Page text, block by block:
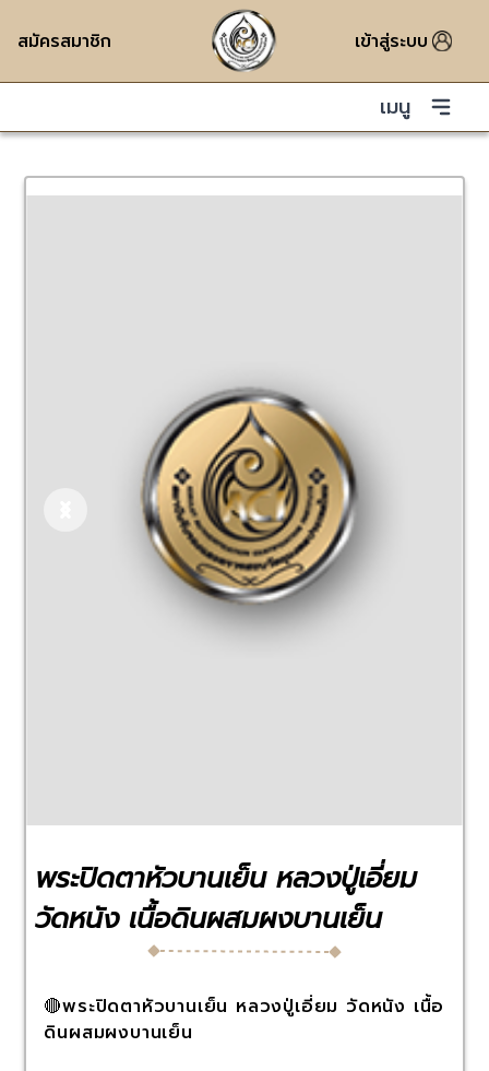
สมัครสมาชิก เข้าสู่ระบบ
เมนู
พระปิดตาหัวบานเย็น หลวงปู่เอี่ยม
วัดหนัง เนื้อดินผสมผงบานเย็น
🔴พระปิดตาหัวบานเย็น หลวงปู่เอี่ยม วัดหนัง เนื้อ
ดินผสมผงบานเย็น